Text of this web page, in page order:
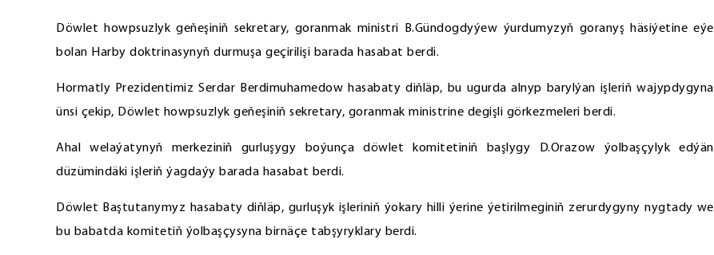
Döwlet howpsuzlyk geňeşiniň sekretary, goranmak ministri B.Gündogdyýew ýurdumyzyň goranyş häsiýetine eýe
bolan Harby doktrinasynyň durmuşa geçirilişi barada hasabat berdi.
Hormatly Prezidentimiz Serdar Berdimuhamedow hasabaty diňläp, bu ugurda alnyp barylýan işleriň wajypdygyna
ünsi çekip, Döwlet howpsuzlyk geňeşiniň sekretary, goranmak ministrine degişli görkezmeleri berdi.
Ahal welaýatynyň merkeziniň gurluşygy boýunça döwlet komitetiniň başlygy D.Orazow ýolbaşçylyk edýän
düzümindäki işleriň ýagdaýy barada hasabat berdi.
Döwlet Baştutanymyz hasabaty diňläp, gurluşyk işleriniň ýokary hilli ýerine ýetirilmeginiň zerurdygyny nygtady we
bu babatda komitetiň ýolbaşçysyna birnäçe tabşyryklary berdi.